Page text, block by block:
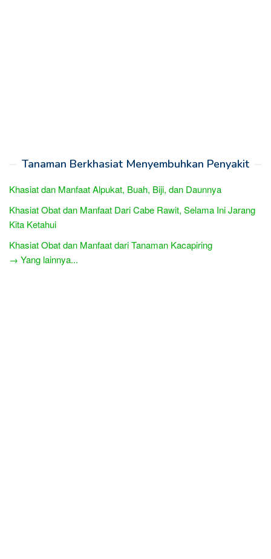
Tanaman Berkhasiat Menyembuhkan Penyakit
Khasiat dan Manfaat Alpukat, Buah, Biji, dan Daunnya
Khasiat Obat dan Manfaat Dari Cabe Rawit, Selama Ini Jarang
Kita Ketahui
Khasiat Obat dan Manfaat dari Tanaman Kacapiring
→ Yang lainnya...